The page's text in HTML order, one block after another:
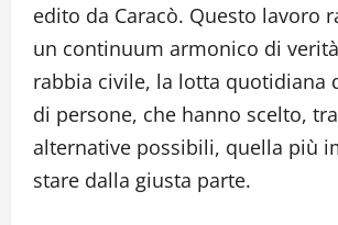
edito da Caracò. Questo lavoro
un continuum armonico di
rabbia civile, la lotta quotidiana
di persone, che hanno scelto,
alternative possibili, quella più
stare dalla giusta parte.